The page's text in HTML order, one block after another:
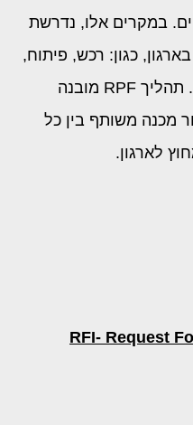
במקרים אלו, נדרשת
כגון: רכש, פיתוח,
הנהלה, כספים, משפטים, וכו'. תהליך RPF מובנה
מכנה משותף בין כל
לארגון.
RFI- Request